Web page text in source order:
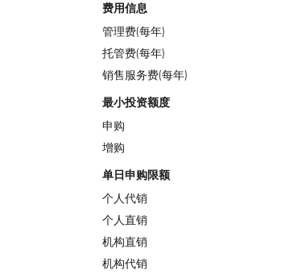
费用信息
管理费(每年)
托管费(每年)
销售服务费(每年)
最小投资额度
申购
增购
单日申购限额
个人代销
个人直销
机构直销
机构代销